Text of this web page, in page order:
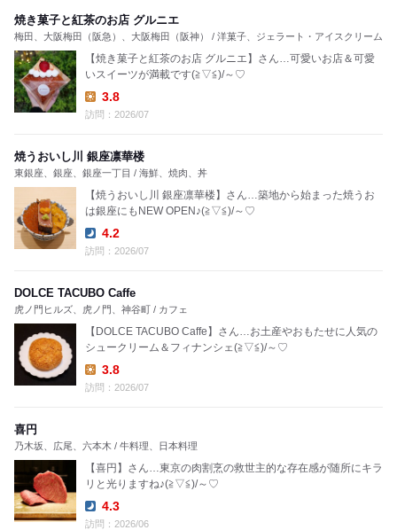
焼き菓子と紅茶のお店 グルニエ
梅田、大阪梅田（阪急）、大阪梅田（阪神） / 洋菓子、ジェラート・アイスクリーム
【焼き菓子と紅茶のお店 グルニエ】さん…可愛いお店＆可愛
いスイーツが満載です(≧▽≦)/～♡
Lunch:
3.8
訪問：2026/07
焼うおいし川 銀座凛華楼
東銀座、銀座、銀座一丁目 / 海鮮、焼肉、丼
【焼うおいし川 銀座凛華楼】さん…築地から始まった焼うお
は銀座にもNEW OPEN♪(≧▽≦)/～♡
Dinner:
4.2
訪問：2026/07
DOLCE TACUBO Caffe
虎ノ門ヒルズ、虎ノ門、神谷町 / カフェ
【DOLCE TACUBO Caffe】さん…お土産やおもたせに人気の
シュークリーム＆フィナンシェ(≧▽≦)/～♡
Lunch:
3.8
訪問：2026/07
喜円
乃木坂、広尾、六本木 / 牛料理、日本料理
【喜円】さん…東京の肉割烹の救世主的な存在感が随所にキラ
リと光りますね♪(≧▽≦)/～♡
Dinner:
4.3
訪問：2026/06